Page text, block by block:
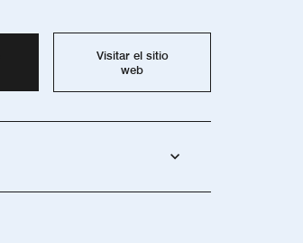
Visitar el sitio
web